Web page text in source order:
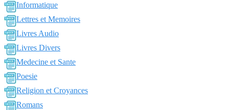
Informatique
Lettres et Memoires
Livres Audio
Livres Divers
Medecine et Sante
Poesie
Religion et Croyances
Romans